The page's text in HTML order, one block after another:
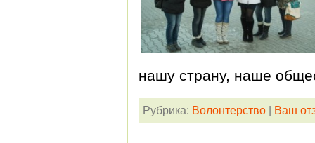
нашу страну, наше
Рубрика: Волонтерство| Ваш